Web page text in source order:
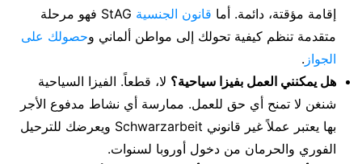
إقامة مؤقتة، دائمة. أما قانون الجنسية
StAG فهو مرحلة
متقدمة تنظم كيفية تحولك إلى مواطن ألماني وحصولك على
الجواز .
هل يمكنني العمل بفيزا سياحية؟ لا، قطعاً. الفيزا السياحية
شنغن لا تمنح أي حق للعمل. ممارسة أي نشاط مدفوع الأجر
بها يعتبر عملاً غير قانوني Schwarzarbeit ويعرضك للترحيل
الفوري والحرمان من دخول أوروبا لسنوات.